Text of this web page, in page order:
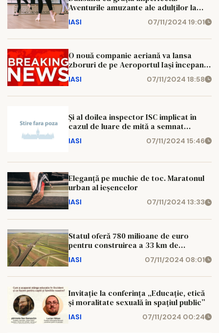
Aventurile amuzante ale adulților la
IASI 07/11/2024 19:01
O nouă companie aeriană va lansa
zboruri de pe Aeroportul Iași începand
IASI 07/11/2024 18:58
Şi al doilea inspector ISC implicat în
cazul de luare de mită a semnat
IASI 07/11/2024 15:46
Eleganță pe muchie de toc. Maratonul
urban al ieșencelor
IASI 07/11/2024 13:33
Statul oferă 780 milioane de euro
pentru construirea a 33 km de
IASI 07/11/2024 08:01
Invitație la conferința „Educație, etică
și moralitate sexuală în spațiul public”
IASI 07/11/2024 00:24